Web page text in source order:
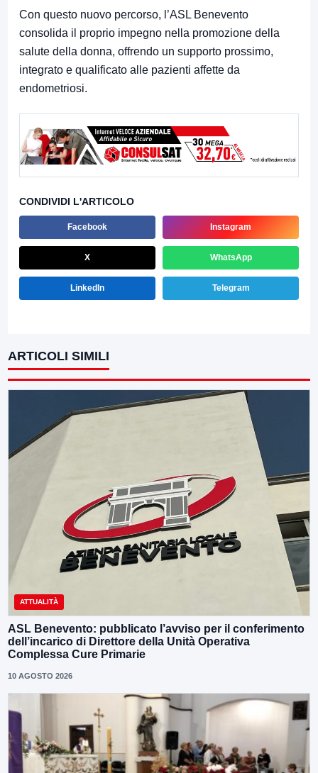
Con questo nuovo percorso, l’ASL Benevento
consolida il proprio impegno nella promozione della
salute della donna, offrendo un supporto prossimo,
integrato e qualificato alle pazienti affette da
endometriosi.
CONDIVIDI L'ARTICOLO
Facebook Instagram
X WhatsApp
LinkedIn Telegram
ARTICOLI SIMILI
ATTUALITÀ
ASL Benevento: pubblicato l’avviso per il conferimento
dell’incarico di Direttore della Unità Operativa
Complessa Cure Primarie
10 AGOSTO 2026